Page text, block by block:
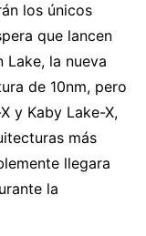
los únicos
que lancen
Lake, la nueva
de 10nm, pero
y Kaby Lake-X,
más
llegara
la